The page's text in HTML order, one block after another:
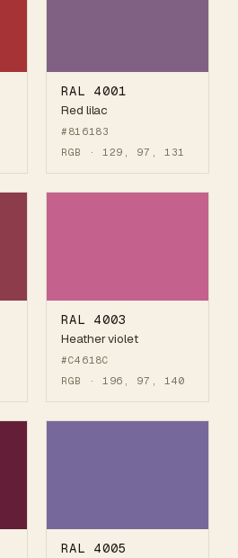
RAL 4001
Red lilac
#816183
RGB · 129, 97, 131
RAL 4003
Heather violet
#C4618C
RGB · 196, 97, 140
RAL 4005